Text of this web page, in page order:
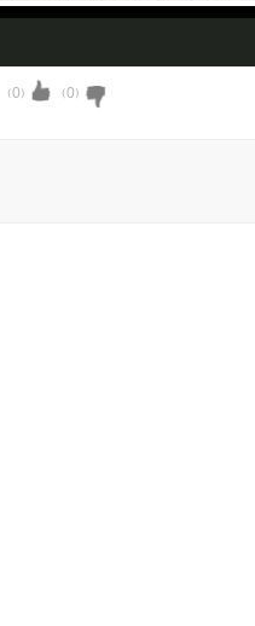
(
0
) (
0
)